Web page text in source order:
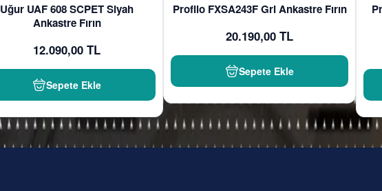
Uğur UAF 608 SCPET Siyah
Ankastre Fırın
12.090,00 TL
Sepete Ekle
Profilo FXSA243F Gri Ankastre Fırın
20.190,00 TL
Sepete Ekle